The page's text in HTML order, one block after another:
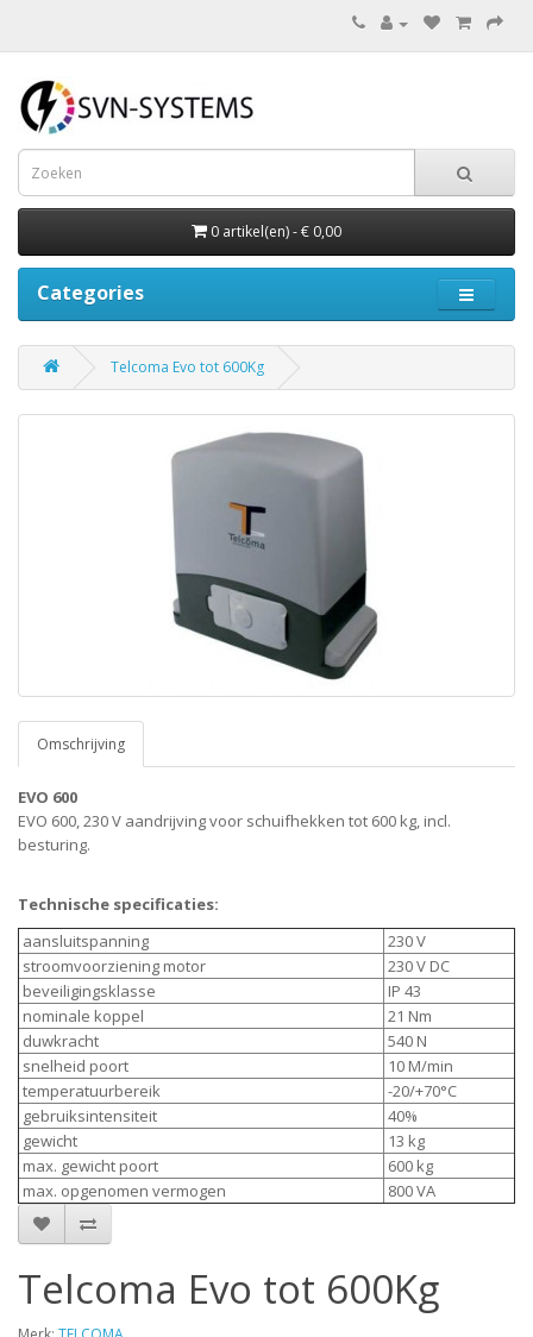
0 artikel(en) - € 0,00
Categories
Telcoma Evo tot 600Kg
Omschrijving
EVO 600
EVO 600, 230 V aandrijving voor schuifhekken tot 600 kg, incl.
besturing.
Technische specificaties:
aansluitspanning
230 V
stroomvoorziening motor
230 V DC
beveiligingsklasse
IP 43
nominale koppel
21 Nm
duwkracht
540 N
snelheid poort
10 M/min
temperatuurbereik
-20/+70°C
gebruiksintensiteit
40%
gewicht
13 kg
max. gewicht poort
600 kg
max. opgenomen vermogen
800 VA
Telcoma Evo tot 600Kg